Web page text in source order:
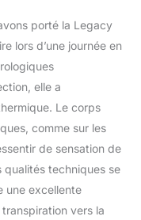
porté la Legacy
lors d’une journée en
elle a
Le corps
comme sur les
de sensation de
qualités techniques se
une excellente
vers la